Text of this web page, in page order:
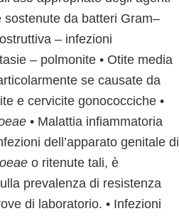
da batteri Gram–
– infezioni
– polmonite • Otite media
se causate da
e cervicite gonococciche •
• Malattia infiammatoria
dell’apparato genitale di
o ritenute tali, è
prevalenza di resistenza
di laboratorio. • Infezioni